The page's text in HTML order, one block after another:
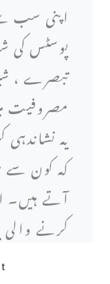
اپنی سب
پوسٹس کی
تبصرے ،
مصروفیت
یہ
کہ کون سے
آتے ہیں۔
کرنے
خیالات